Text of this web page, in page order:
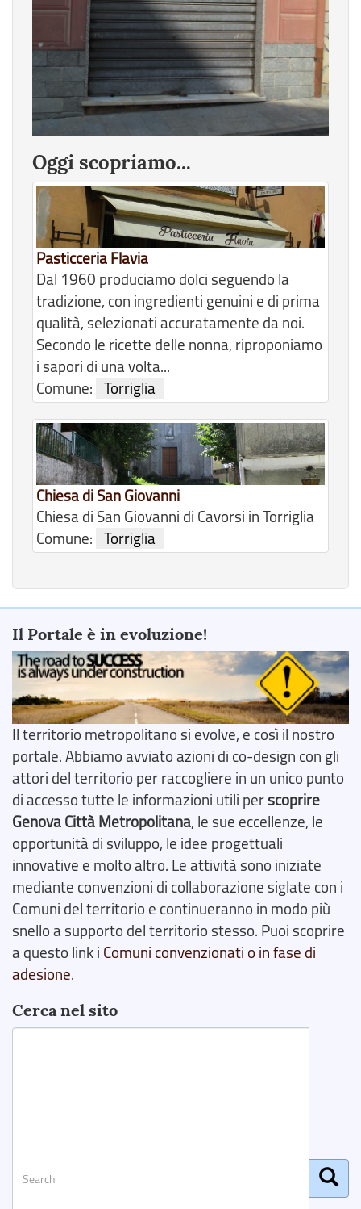
Oggi scopriamo...
Pasticceria Flavia
Dal 1960 produciamo dolci seguendo la
tradizione, con ingredienti genuini e di prima
qualità, selezionati accuratamente da noi.
Secondo le ricette delle nonna, riproponiamo
i sapori di una volta...
Comune: Torriglia
Chiesa di San Giovanni
Chiesa di San Giovanni di Cavorsi in Torriglia
Comune: Torriglia
Il Portale è in evoluzione!
Il territorio metropolitano si evolve, e così il nostro
portale. Abbiamo avviato azioni di co-design con gli
attori del territorio per raccogliere in un unico punto
di accesso tutte le informazioni utili perscoprire
Genova Città Metropolitana, le sue eccellenze, le
opportunità di sviluppo, le idee progettuali
innovative e molto altro. Le attività sono iniziate
mediante convenzioni di collaborazione siglate con i
Comuni del territorio e continueranno in modo più
snello a supporto del territorio stesso. Puoi scoprire
a questo link i Comuni convenzionati o in fase di
adesione.
Cerca nel sito